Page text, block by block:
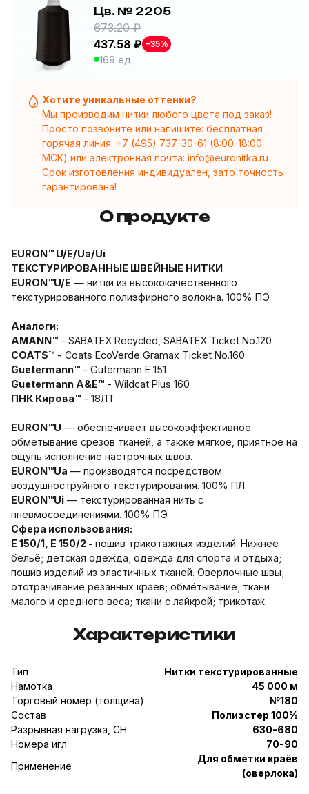
Цв. № 2205
673.20 ₽
437.58 ₽ −35%
169 ед.
Хотите уникальные оттенки?
Мы производим нитки любого цвета под заказ!
Просто позвоните или напишите: бесплатная
горячая линия: +7 (495) 737-30-61 (8:00-18:00
МСК) или электронная почта: info@euronitka.ru
Срок изготовления индивидуален, зато точность
гарантирована!
О продукте
EURON™ U/E/Ua/Ui
ТЕКСТУРИРОВАННЫЕ ШВЕЙНЫЕ НИТКИ
EURON™U/E — нитки из высококачественного
текстурированного полиэфирного волокна. 100% ПЭ
Аналоги:
AMANN™ - SABATEX Recycled, SABATEX Ticket No.120
COATS™ - Coats EcoVerde Gramax Ticket No.160
Guetermann™ - Gütermann E 151
Guetermann A&E™ - Wildcat Plus 160
ПНК Кирова™ - 18ЛТ
EURON™U — обеспечивает высокоэффективное
обметывание срезов тканей, а также мягкое, приятное на
ощупь исполнение настрочных швов.
EURON™Ua — производятся посредством
воздушноструйного текстурирования. 100% ПЛ
EURON™Ui — текстурированная нить с
пневмосоединениями. 100% ПЭ
Сфера использования:
E 150/1, E 150/2 - пошив трикотажных изделий. Нижнее
бельё; детская одежда; одежда для спорта и отдыха;
пошив изделий из эластичных тканей. Оверлочные швы;
отстрачивание резанных краев; обмётывание; ткани
малого и среднего веса; ткани с лайкрой; трикотаж.
Характеристики
Тип
Нитки текстурированные
Намотка
45 000 м
Торговый номер (толщина)
№180
Состав
Полиэстер 100%
Разрывная нагрузка, CH
630-680
Номера игл
70-90
Применение
Для обметки краёв
(оверлока)